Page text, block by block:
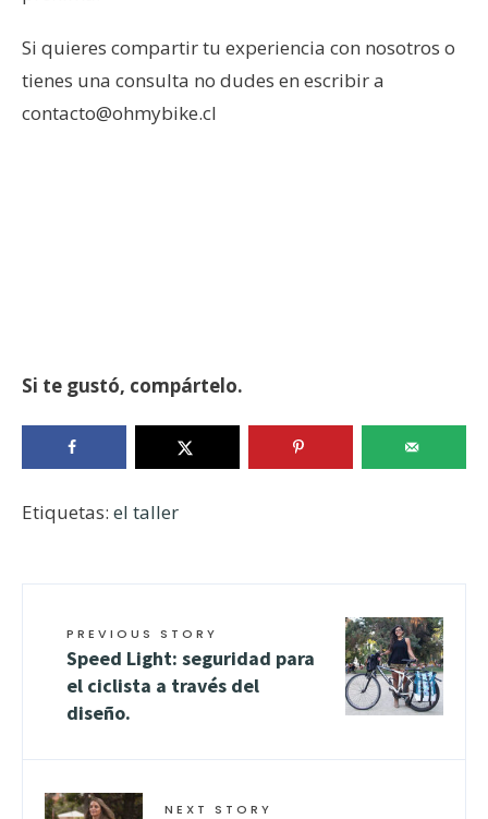
Si quieres compartir tu experiencia con nosotros o
tienes una consulta no dudes en escribir a
contacto@ohmybike.cl
Si te gustó, compártelo.
Etiquetas: el taller
PREVIOUS STORY
Speed Light: seguridad para
el ciclista a través del
diseño.
NEXT STORY